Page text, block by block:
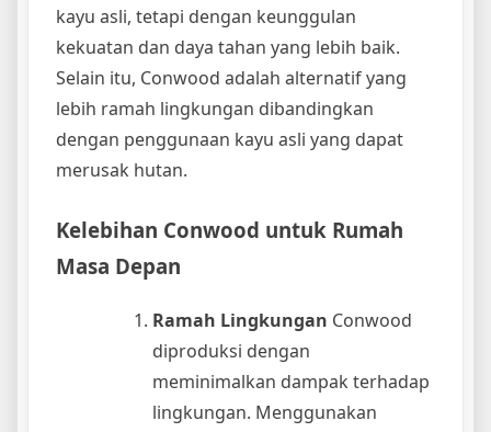
kayu asli, tetapi dengan keunggulan
kekuatan dan daya tahan yang lebih baik.
Selain itu, Conwood adalah alternatif yang
lebih ramah lingkungan dibandingkan
dengan penggunaan kayu asli yang dapat
merusak hutan.
Kelebihan Conwood untuk Rumah
Masa Depan
Ramah Lingkungan Conwood
diproduksi dengan
meminimalkan dampak terhadap
lingkungan. Menggunakan